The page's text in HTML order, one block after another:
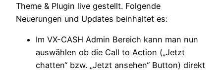
Theme & Plugin live gestellt. Folgende
Neuerungen und Updates beinhaltet es:
Im VX-CASH Admin Bereich kann man nun
auswählen ob die Call to Action („Jetzt
chatten“ bzw. „Jetzt ansehen“ Button) direkt